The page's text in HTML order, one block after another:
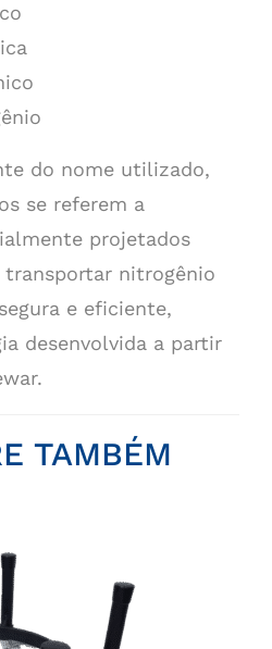
do nome utilizado,
se referem a
projetados
transportar nitrogênio
e eficiente,
desenvolvida a partir
TAMBÉM